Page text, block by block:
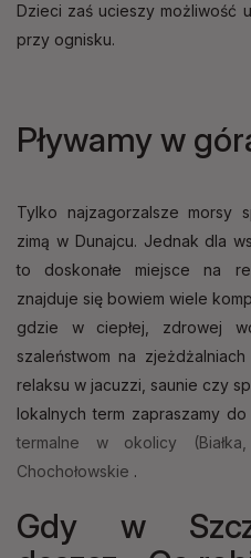
Dzieci zaś ucieszy możliwość
przy ognisku.
Pływamy w
Tylko najzagorzalsze morsy
zimą w Dunajcu. Jednak dla
to doskonałe miejsce na
znajduje się bowiem wiele
gdzie w ciepłej, zdrowej
szaleństwom na
relaksu w jacuzzi, saunie czy
lokalnych term zapraszamy do
termalne w okolicy
Chochołowskie .
Gdy w